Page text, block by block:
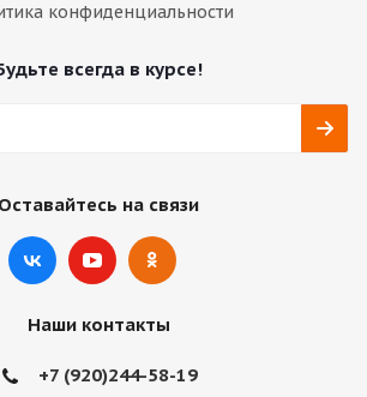
конфиденциальности
всегда в курсе!
Оставайтесь на связи
Наши контакты
+7 (920)244-58-19